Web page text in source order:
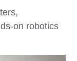
on robotics